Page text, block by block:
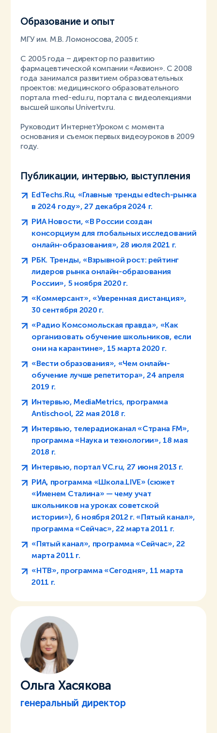
Образование и опыт
МГУ им. М.В. Ломоносова, 2005 г.
C 2005 года – директор по развитию
фармацевтической компании «Аквион». С 2008
года занимался развитием образовательных
проектов: медицинского образовательного
портала med-edu.ru, портала с видеолекциями
высшей школы Univertv.ru.
Руководит ИнтернетУроком с момента
основания и съемок первых видеоуроков в 2009
году.
Публикации, интервью, выступления
EdTechs.Ru, «Главные тренды edtech-рынка
в 2024 году», 27 декабря 2024 г.
РИА Новости, «В России создан
консорциум для глобальных исследований
онлайн-образования», 28 июля 2021 г.
РБК. Тренды, «Взрывной рост: рейтинг
лидеров рынка онлайн-образования
России», 5 ноября 2020 г.
«Коммерсант», «Уверенная дистанция»,
30 сентября 2020 г.
«Радио Комсомольская правда», «Как
организовать обучение школьников, если
они на карантине», 15 марта 2020 г.
«Вести образования», «Чем онлайн-
обучение лучше репетитора», 24 апреля
2019 г.
Интервью, MediaMetrics, программа
Antischool, 22 мая 2018 г.
Интервью, телерадиоканал «Страна FM»,
программа «Наука и технологии», 18 мая
2018 г.
Интервью, портал VC.ru, 27 июня 2013 г.
РИА, программа «Школа.LIVE» (сюжет
«Именем Сталина» — чему учат
школьников на уроках советской
истории»), 6 ноября 2012 г. «Пятый канал»,
программа «Сейчас», 22 марта 2011 г.
«Пятый канал», программа «Сейчас», 22
марта 2011 г.
«НТВ», программа «Сегодня», 11 марта
2011 г.
Ольга Хасякова
генеральный директор